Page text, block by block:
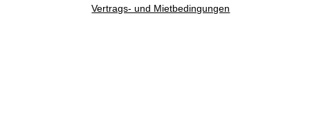
Vertrags- und Mietbedingungen